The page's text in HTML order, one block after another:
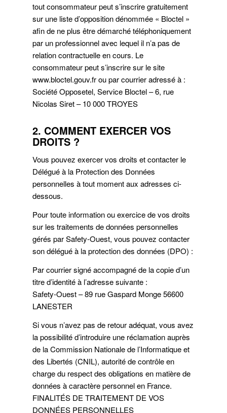
tout consommateur peut s’inscrire gratuitement
sur une liste d’opposition dénommée « Bloctel »
afin de ne plus être démarché téléphoniquement
par un professionnel avec lequel il n’a pas de
relation contractuelle en cours. Le
consommateur peut s’inscrire sur le site
www.bloctel.gouv.fr ou par courrier adressé à :
Société Opposetel, Service Bloctel – 6, rue
Nicolas Siret – 10 000 TROYES
2. COMMENT EXERCER VOS
DROITS ?
Vous pouvez exercer vos droits et contacter le
Délégué à la Protection des Données
personnelles à tout moment aux adresses ci-
dessous.
Pour toute information ou exercice de vos droits
sur les traitements de données personnelles
gérés par Safety-Ouest, vous pouvez contacter
son délégué à la protection des données (DPO) :
Par courrier signé accompagné de la copie d’un
titre d’identité à l’adresse suivante :
Safety-Ouest – 89 rue Gaspard Monge 56600
LANESTER
Si vous n’avez pas de retour adéquat, vous avez
la possibilité d’introduire une réclamation auprès
de la Commission Nationale de l’Informatique et
des Libertés (CNIL), autorité de contrôle en
charge du respect des obligations en matière de
données à caractère personnel en France.
FINALITÉS DE TRAITEMENT DE VOS
DONNÉES PERSONNELLES